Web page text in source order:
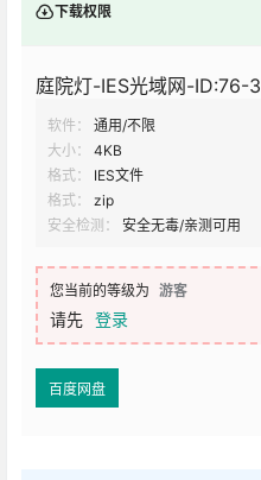
下载权限
庭院灯-IES光域网-ID:76-3
软件：
通用/不限
大小：
4KB
格式：
IES文件
格式：
zip
安全检测：
安全无毒/亲测可用
您当前的等级为 游客
请先 登录
百度网盘